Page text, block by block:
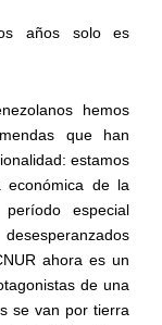
años solo es
hemos
que han
estamos
económica de la
especial
ahora es un
de una
se van por tierra